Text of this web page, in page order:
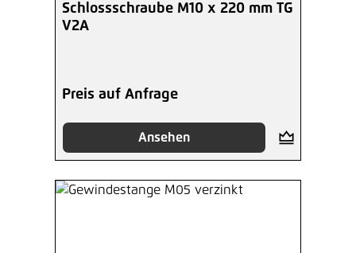
Schlossschraube M10 x 220 mm TG
V2A
Preis auf Anfrage
Ansehen